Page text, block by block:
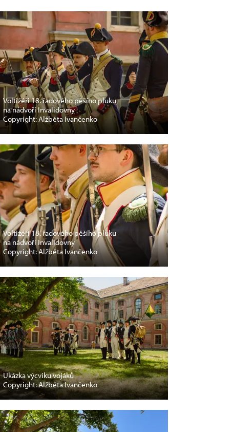
Voltižéři 18. řadového pěšího pluku
na nádvoří Invalidovny
Copyright: Alžběta Ivančenko
Voltižéři 18. řadového pěšího pluku
na nádvoří Invalidovny
Copyright: Alžběta Ivančenko
Ukázka výcviku vojáků
Copyright: Alžběta Ivančenko